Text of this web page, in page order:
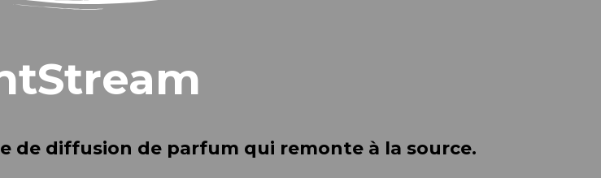
de diffusion de parfum qui remonte à la source.